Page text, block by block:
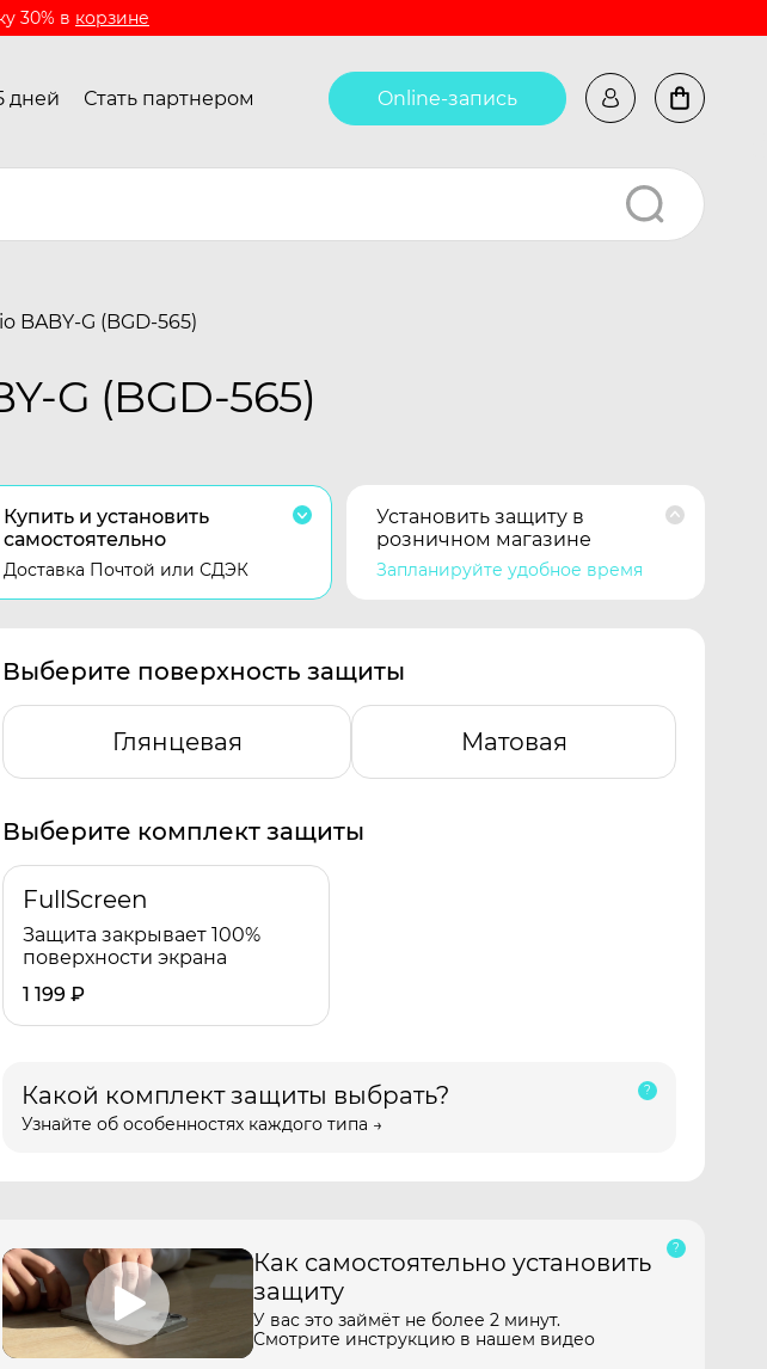
30% в корзине
дней Стать партнером Online-запись
BABY-G (BGD-565)
G (BGD-565)
Купить и установить
самостоятельно
Доставка Почтой или СДЭК
Установить защиту в
розничном магазине
Запланируйте удобное время
Выберите поверхность защиты
Глянцевая Матовая
Выберите комплект защиты
FullScreen
Защита закрывает 100%
поверхности экрана
1 199 ₽
Какой комплект защиты выбрать?
Узнайте об особенностях каждого типа →
Как самостоятельно установить
защиту
У вас это займёт не более 2 минут.
Смотрите инструкцию в нашем видео